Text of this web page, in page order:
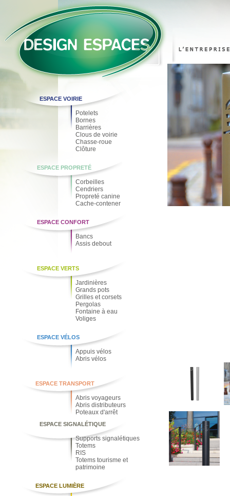
ESPACE VOIRIE
Potelets
Bornes
Barrières
Clous de voirie
Chasse-roue
Clôture
ESPACE PROPRETÉ
Corbeilles
Cendriers
Propreté canine
Cache-contener
ESPACE CONFORT
Bancs
Assis debout
ESPACE VERTS
Jardinières
Grands pots
Grilles et corsets
Pergolas
Fontaine à eau
Voliges
ESPACE VÉLOS
Appuis vélos
Abris vélos
ESPACE TRANSPORT
Abris voyageurs
Abris distributeurs
Poteaux d'arrêt
ESPACE SIGNALÉTIQUE
Supports signalétiques
Totems
RIS
Totems tourisme et
patrimoine
ESPACE LUMIÈRE